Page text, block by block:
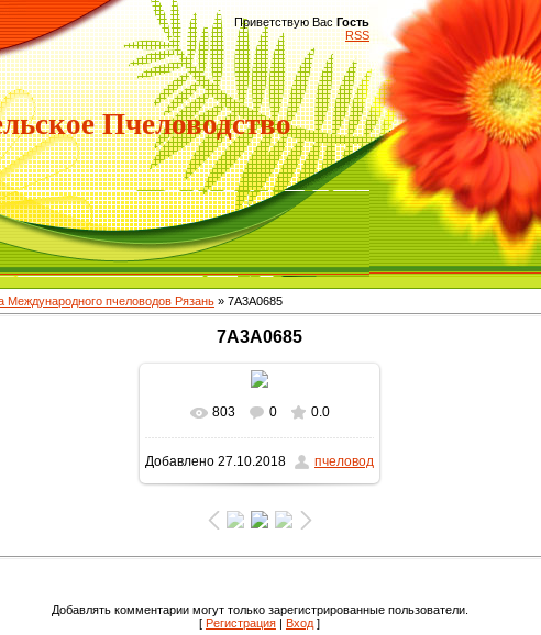
Приветствую Вас Гость
RSS
Пчеловодство
Международного пчеловодов Рязань » 7A3A0685
7A3A0685
803 0 0.0
Добавлено 27.10.2018 пчеловод
Добавлять комментарии могут только зарегистрированные пользователи.
[ Регистрация Вход]